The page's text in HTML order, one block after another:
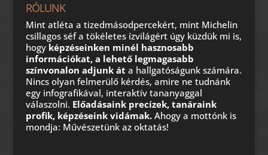
RÓLUNK
Mint atléta a tizedmásodpercekért, mint Michelin
csillagos séf a tökéletes ízvilágért úgy küzdük mi is,
hogy képzéseinken minél hasznosabb
információkat, a lehető legmagasabb
színvonalon adjunk át a hallgatóságunk számára.
Nincs olyan felmerülő kérdés, amire ne tudnánk
egy infografikával, interaktív tananyaggal
válaszolni. Előadásaink precízek, tanáraink
profik, képzéseink vidámak.Ahogy a mottónk is
mondja: Művészetünk az oktatás!